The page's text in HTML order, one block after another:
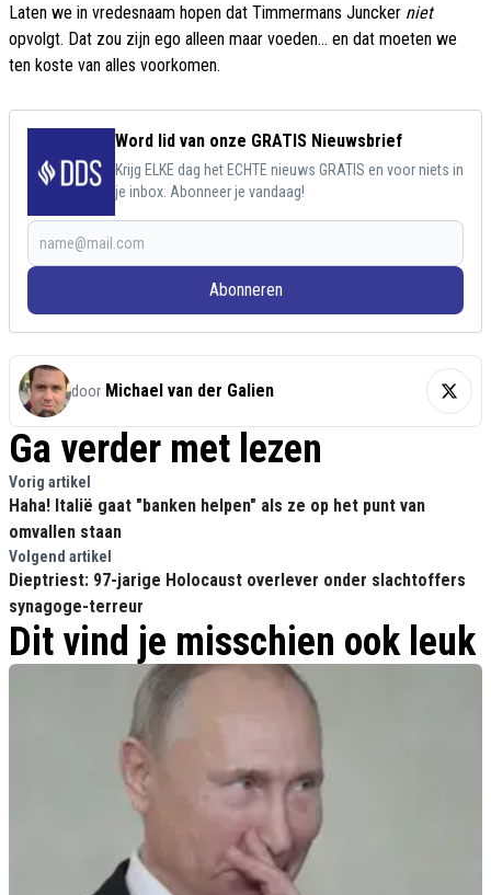
Laten we in vredesnaam hopen dat Timmermans Juncker niet
opvolgt. Dat zou zijn ego alleen maar voeden... en dat moeten we
ten koste van alles voorkomen.
Word lid van onze GRATIS Nieuwsbrief
Krijg ELKE dag het ECHTE nieuws GRATIS en voor niets in
je inbox. Abonneer je vandaag!
Abonneren
door Michael van der Galien
Ga verder met lezen
Vorig artikel
Haha! Italië gaat "banken helpen" als ze op het punt van
omvallen staan
Volgend artikel
Dieptriest: 97-jarige Holocaust overlever onder slachtoffers
synagoge-terreur
Dit vind je misschien ook leuk